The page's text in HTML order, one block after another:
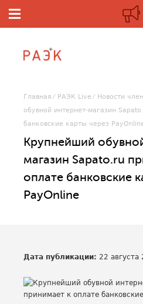
Главная РАЭК Live Новости
обувной интернет-магазин
банковские карты через
Крупнейший
магазин Sapato.ru
оплате банковские
PayOnline
Дата публикации: 22 августа